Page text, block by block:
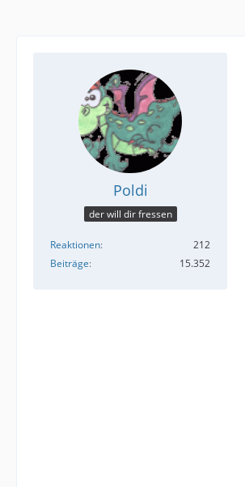
Poldi
der will dir fressen
Reaktionen
212
Beiträge
15.352